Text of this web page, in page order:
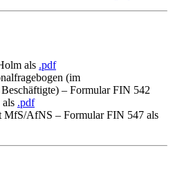
als .pdf
(im
– Formular FIN 542
.pdf
MfS/AfNS – Formular FIN 547 als